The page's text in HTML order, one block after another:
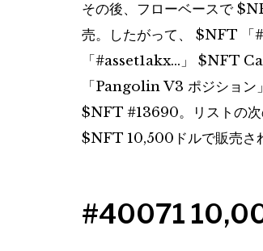
その後、フローベースで
売。したがって、 $NFT 「
「#asset1akx…」 $NFT
「Pangolin V3 ポジション
$NFT #13690。リストの
$NFT 10,500ドルで販売さ
#40071